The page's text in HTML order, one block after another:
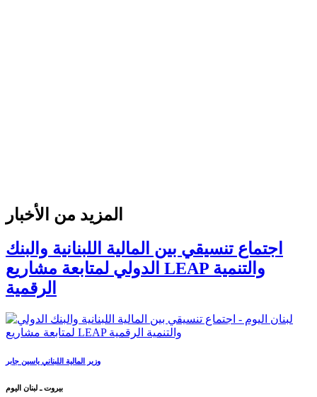
المزيد من الأخبار
اجتماع تنسيقي بين المالية اللبنانية والبنك
الدولي لمتابعة مشاريع LEAP والتنمية
الرقمية
وزير المالية اللبناني ياسين جابر
بيروت ـ لبنان اليوم